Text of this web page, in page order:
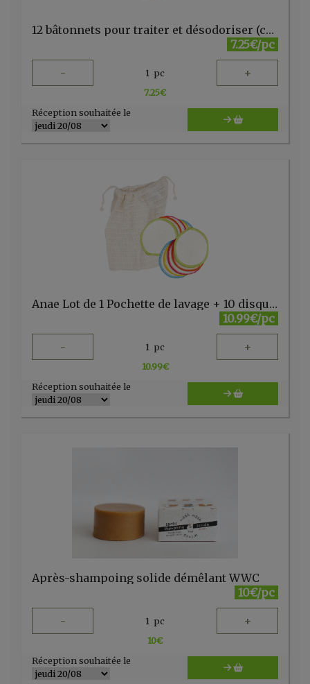
12 bâtonnets pour traiter et désodoriser (canalisations/siphons) ARCY VERT
7.25€/pc
- 1 pc +
7.25€
Réception souhaitée le
Anae Lot de 1 Pochette de lavage + 10 disques maquillage
10.99€/pc
- 1 pc +
10.99€
Réception souhaitée le
Après-shampoing solide démêlant WWC
10€/pc
- 1 pc +
10€
Réception souhaitée le